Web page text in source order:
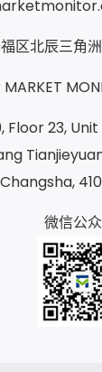
区北辰三角洲
23, Unit
微信公